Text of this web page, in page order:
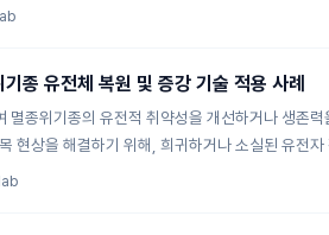
종 유전체 복원 및 증강 기술 적용 사례
멸종위기종의 유전적 취약성을 개선하거나 생존
현상을 해결하기 위해, 희귀하거나 소실된 유전